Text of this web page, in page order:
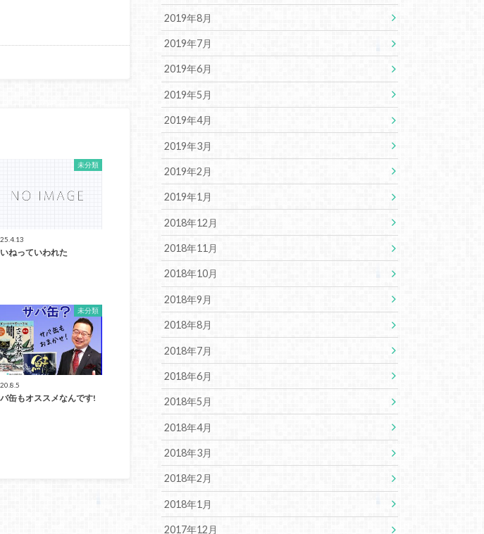
未分類
ねっていわれた
未分類
缶もオススメなんです!
2019年8月
2019年7月
2019年6月
2019年5月
2019年4月
2019年3月
2019年2月
2019年1月
2018年12月
2018年11月
2018年10月
2018年9月
2018年8月
2018年7月
2018年6月
2018年5月
2018年4月
2018年3月
2018年2月
2018年1月
2017年12月